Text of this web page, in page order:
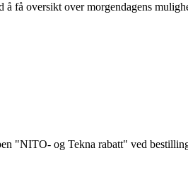
få oversikt over morgendagens
"NITO- og Tekna rabatt" ved